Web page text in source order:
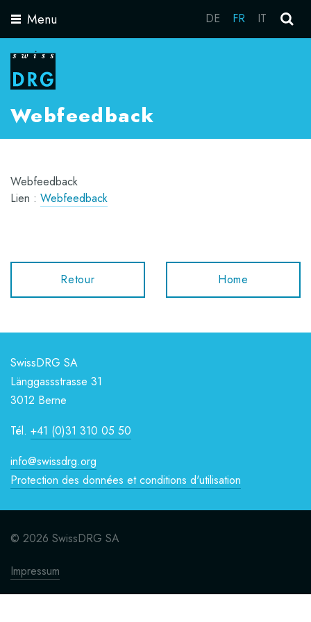
Toggle
Menu DE FR IT
Webfeedback
Webfeedback
Lien : Webfeedback
Retour Home
SwissDRG SA
Länggassstrasse 31
3012 Berne
Tél. +41 (0)31 310 05 50
info@swissdrg.org
Protection des données et conditions d'utilisation
© 2026 SwissDRG SA
Impressum